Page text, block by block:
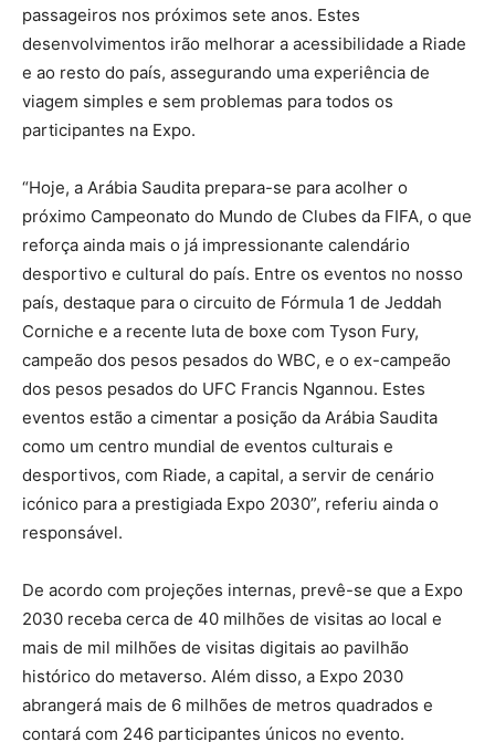
passageiros nos próximos sete anos. Estes
desenvolvimentos irão melhorar a acessibilidade a Riade
e ao resto do país, assegurando uma experiência de
viagem simples e sem problemas para todos os
participantes na Expo.
“Hoje, a Arábia Saudita prepara-se para acolher o
próximo Campeonato do Mundo de Clubes da FIFA, o que
reforça ainda mais o já impressionante calendário
desportivo e cultural do país. Entre os eventos no nosso
país, destaque para o circuito de Fórmula 1 de Jeddah
Corniche e a recente luta de boxe com Tyson Fury,
campeão dos pesos pesados do WBC, e o ex-campeão
dos pesos pesados do UFC Francis Ngannou. Estes
eventos estão a cimentar a posição da Arábia Saudita
como um centro mundial de eventos culturais e
desportivos, com Riade, a capital, a servir de cenário
icónico para a prestigiada Expo 2030”, referiu ainda o
responsável.
De acordo com projeções internas, prevê-se que a Expo
2030 receba cerca de 40 milhões de visitas ao local e
mais de mil milhões de visitas digitais ao pavilhão
histórico do metaverso. Além disso, a Expo 2030
abrangerá mais de 6 milhões de metros quadrados e
contará com 246 participantes únicos no evento.